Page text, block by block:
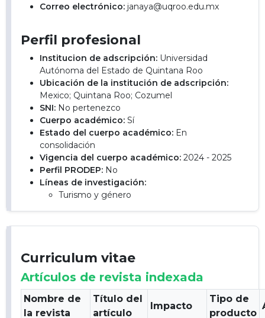
Correo electrónico: janaya@uqroo.edu.mx
Perfil profesional
Institucion de adscripción: Universidad
Autónoma del Estado de Quintana Roo
Ubicación de la institución de adscripción:
Mexico; Quintana Roo; Cozumel
SNI: No pertenezco
Cuerpo académico: Sí
Estado del cuerpo académico: En
consolidación
Vigencia del cuerpo académico: 2024 - 2025
Perfil PRODEP: No
Líneas de investigación:
Turismo y género
Curriculum vitae
Artículos de revista indexada
Nombre de
la revista
Título del
artículo
Impacto
Tipo de
producto